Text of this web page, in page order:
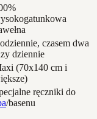
czasem dwa
dziennie
(70x140 cm i
ręczniki do
/basenu